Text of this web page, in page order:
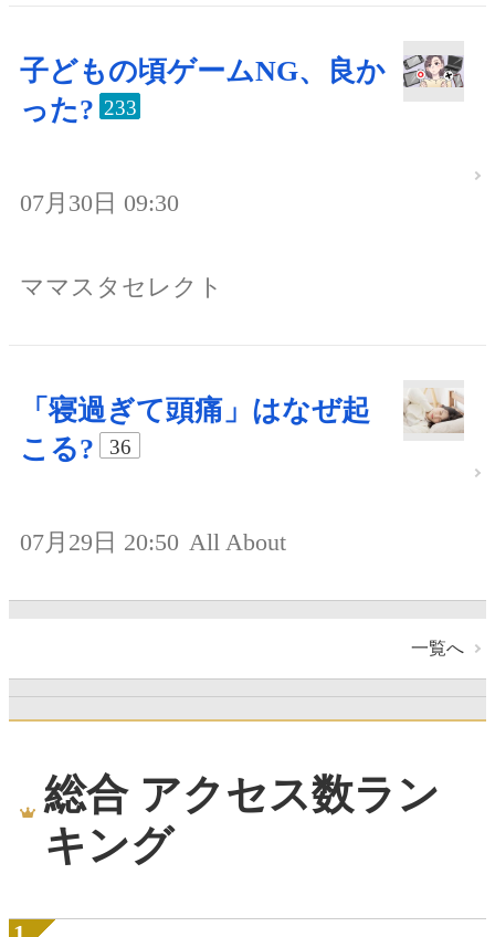
子どもの頃ゲームNG、良か
った? 233
07月30日 09:30
ママスタセレクト
「寝過ぎて頭痛」はなぜ起
こる?
36
07月29日 20:50 All About
一覧へ
総合 アクセス数ラン
キング